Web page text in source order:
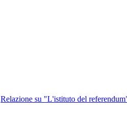
Relazione su "L'istituto del